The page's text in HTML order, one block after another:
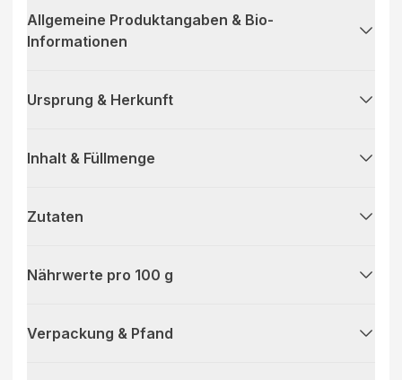
Allgemeine Produktangaben & Bio-
Informationen
Ursprung & Herkunft
Inhalt & Füllmenge
Zutaten
Nährwerte pro 100 g
Verpackung & Pfand